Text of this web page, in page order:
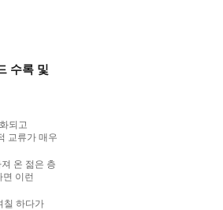
수록 및
되고
교류가 매우
온 젊은 층
면 이런
칠 하다가